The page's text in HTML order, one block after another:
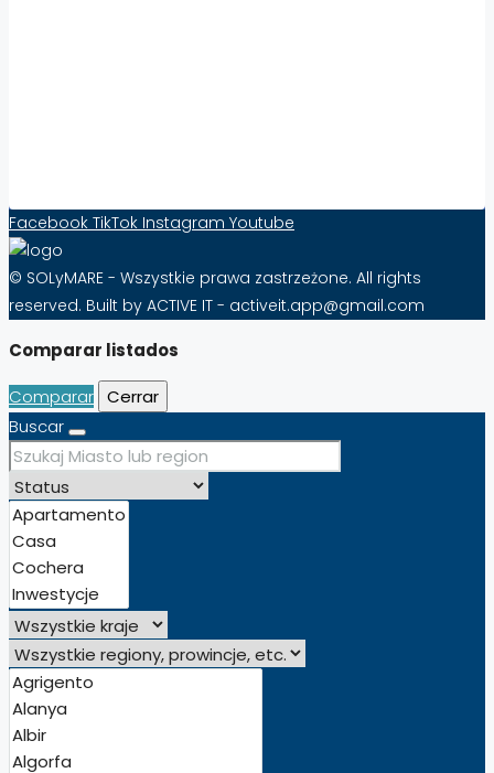
Facebook TikTok Instagram Youtube
© SOLyMARE - Wszystkie prawa zastrzeżone. All rights
reserved. Built by ACTIVE IT - activeit.app@gmail.com
Comparar listados
Comparar Cerrar
Buscar